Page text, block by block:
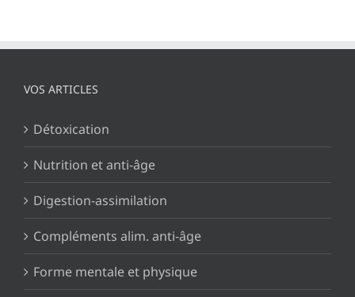
VOS ARTICLES
Détoxication
Nutrition et anti-âge
Digestion-assimilation
Compléments alim. anti-âge
Forme mentale et physique